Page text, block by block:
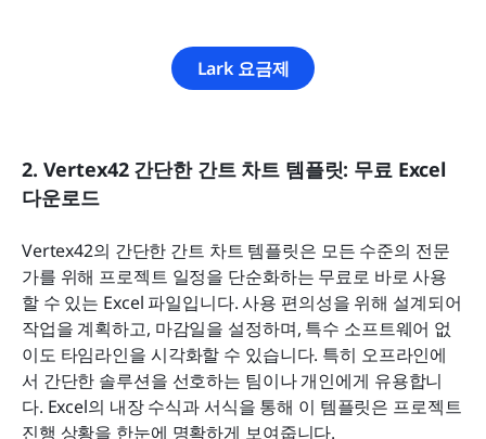
Lark 요금제
2. Vertex42 간단한 간트 차트 템플릿: 무료 Excel
다운로드
Vertex42의 간단한 간트 차트 템플릿은 모든 수준의 전문
가를 위해 프로젝트 일정을 단순화하는 무료로 바로 사용
할 수 있는 Excel 파일입니다. 사용 편의성을 위해 설계되어
작업을 계획하고, 마감일을 설정하며, 특수 소프트웨어 없
이도 타임라인을 시각화할 수 있습니다. 특히 오프라인에
서 간단한 솔루션을 선호하는 팀이나 개인에게 유용합니
다. Excel의 내장 수식과 서식을 통해 이 템플릿은 프로젝트
진행 상황을 한눈에 명확하게 보여줍니다.